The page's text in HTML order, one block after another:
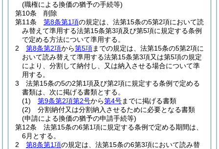
(職権による換価の猶予の手続等)
第10条
削除
第11条
第8条第1項の規定は、法第15条の5第2項において読
み替えて準用する法第15条第3項及び第5項に規定する条例
で定める方法について準用する。
2
第8条第2項から第5項までの規定は、法第15条の5第2項に
おいて読み替えて準用する法第15条第3項又は第5項の規定
により、分割して納付し、又は納入させる場合について準
用する。
3
法第15条の5の2第1項及び第2項に規定する条例で定める
書類は、次に掲げる書類とする。
(1)
第9条第2項第2号から第4号までに掲げる書類
(2)
分割納付又は分割納入させるために必要となる書類
(申請による換価の猶予の申請手続等)
第12条
法第15条の6第1項に規定する条例で定める期間は、
6月とする。
2
第8条第1項の規定は、法第15条の6第3項において読み替